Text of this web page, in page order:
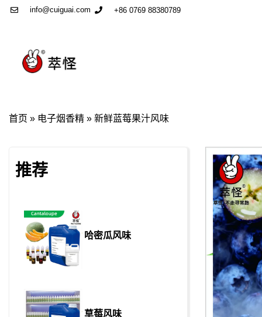
info@cuiguai.com +86 0769 88380789
首页 » 电子烟香精 » 新鲜蓝莓果汁风味
推荐
哈密瓜风味
草莓风味